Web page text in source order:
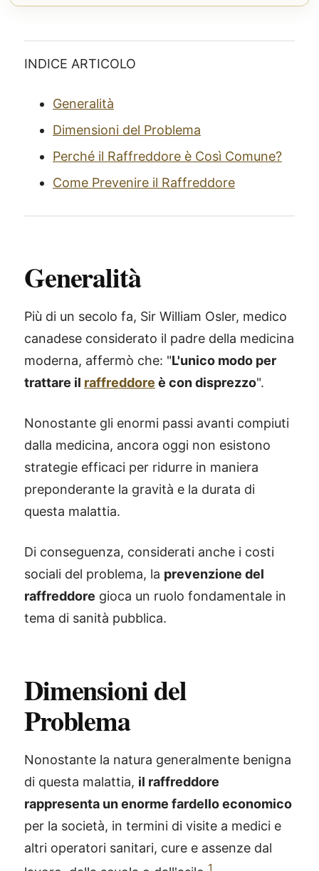
INDICE ARTICOLO
Generalità
Dimensioni del Problema
Perché il Raffreddore è Così Comune?
Come Prevenire il Raffreddore
Generalità
Più di un secolo fa, Sir William Osler, medico
canadese considerato il padre della medicina
moderna, affermò che: "L'unico modo per
trattare il raffreddore è con disprezzo".
Nonostante gli enormi passi avanti compiuti
dalla medicina, ancora oggi non esistono
strategie efficaci per ridurre in maniera
preponderante la gravità e la durata di
questa malattia.
Di conseguenza, considerati anche i costi
sociali del problema, la prevenzione del
raffreddore gioca un ruolo fondamentale in
tema di sanità pubblica.
Dimensioni del
Problema
Nonostante la natura generalmente benigna
di questa malattia, il raffreddore
rappresenta un enorme fardello economico
per la società, in termini di visite a medici e
altri operatori sanitari, cure e assenze dal
1